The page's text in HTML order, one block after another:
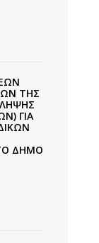
ΤΗΣ
ΓΙΑ
ΔΗΜΟ